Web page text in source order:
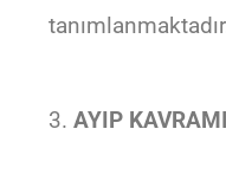
AYIP KAVRAMI